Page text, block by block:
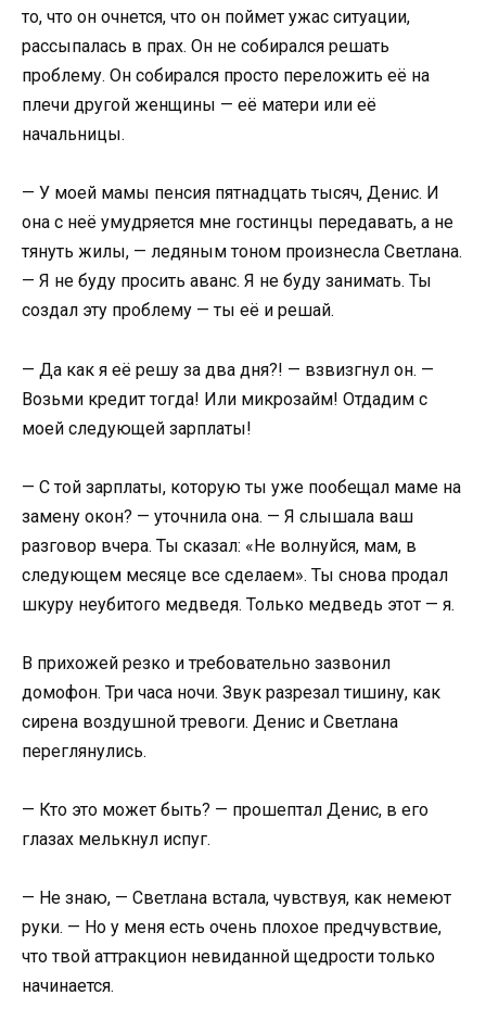
то, что он очнется, что он поймет ужас ситуации,
рассыпалась в прах. Он не собирался решать
проблему. Он собирался просто переложить её на
плечи другой женщины — её матери или её
начальницы.
— У моей мамы пенсия пятнадцать тысяч, Денис. И
она с неё умудряется мне гостинцы передавать, а не
тянуть жилы, — ледяным тоном произнесла Светлана.
— Я не буду просить аванс. Я не буду занимать. Ты
создал эту проблему — ты её и решай.
— Да как я её решу за два дня?! — взвизгнул он. —
Возьми кредит тогда! Или микрозайм! Отдадим с
моей следующей зарплаты!
— С той зарплаты, которую ты уже пообещал маме на
замену окон? — уточнила она. — Я слышала ваш
разговор вчера. Ты сказал: «Не волнуйся, мам, в
следующем месяце все сделаем». Ты снова продал
шкуру неубитого медведя. Только медведь этот — я.
В прихожей резко и требовательно зазвонил
домофон. Три часа ночи. Звук разрезал тишину, как
сирена воздушной тревоги. Денис и Светлана
переглянулись.
— Кто это может быть? — прошептал Денис, в его
глазах мелькнул испуг.
— Не знаю, — Светлана встала, чувствуя, как немеют
руки. — Но у меня есть очень плохое предчувствие,
что твой аттракцион невиданной щедрости только
начинается.